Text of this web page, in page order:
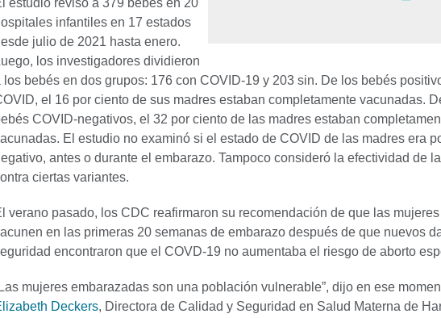
estudio revisó a 379 bebés en 20
infantiles en 17 estados
julio de 2021 hasta enero.
los investigadores dividieron
los bebés en dos grupos: 176 con COVID-19 y 203 sin. De los bebés
el 16 por ciento de sus madres estaban completamente vacunadas.
COVID-negativos, el 32 por ciento de las madres estaban
El estudio no examinó si el estado de COVID de las madres era
antes o durante el embarazo. Tampoco consideró la efectividad de
ciertas variantes.
verano pasado, los CDC reafirmaron su recomendación de que las
en las primeras 20 semanas de embarazo después de que nuevos
encontraron que el COVD-19 no aumentaba el riesgo de aborto
mujeres embarazadas son una población vulnerable”, dijo en ese
Deckers, Directora de Calidad y Seguridad en Salud Materna de